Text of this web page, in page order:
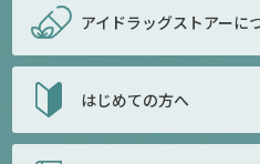
アイドラッグストアーに
はじめての方へ